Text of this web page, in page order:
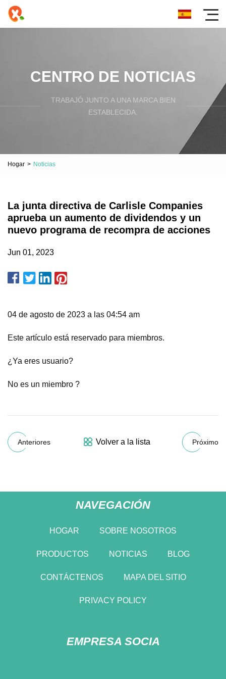
CENTRO DE NOTICIAS
TRABAJÓ JUNTO A UNA MARCA BIEN
ESTABLECIDA.
Hogar > Noticias
La junta directiva de Carlisle Companies
aprueba un aumento de dividendos y un
nuevo programa de recompra de acciones
Jun 01, 2023
04 de agosto de 2023 a las 04:54 am
Este artículo está reservado para miembros.
¿Ya eres usuario?
No es un miembro ?
Anteriores Volver a la lista Próximo
NAVEGACIÓN
HOGAR SOBRE NOSOTROS
PRODUCTOS NOTICIAS BLOG
CONTÁCTENOS MAPA DEL SITIO
PRIVACY POLICY
EMPRESA SOCIA